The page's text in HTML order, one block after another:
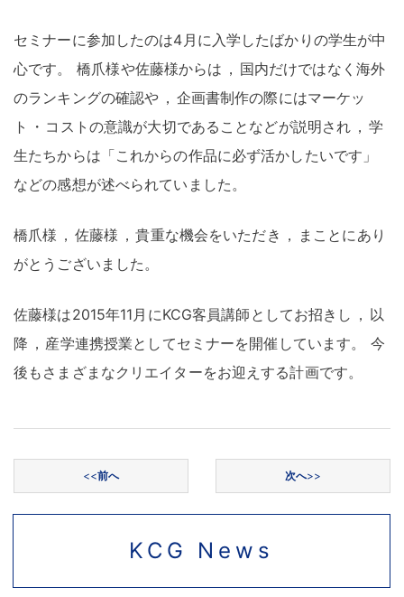
セミナーに参加したのは4月に入学したばかりの学生が中
心です。 橋爪様や佐藤様からは ， 国内だけではなく海外
のランキングの確認や ， 企画書制作の際にはマーケッ
ト
・ コストの意識が大切であることなどが説明され ， 学
生たちからは「これからの作品に必ず活かしたいです」
などの感想が述べられていました。
橋爪様 ， 佐藤様 ， 貴重な機会をいただき ， まことにあり
がとうございました。
佐藤様は2015年11月にKCG客員講師としてお招きし ， 以
降 ， 産学連携授業としてセミナーを開催しています。
今
後もさまざまなクリエイターをお迎えする計画です。
投稿ナビゲーション
<<前へ 次へ>>
KCG News